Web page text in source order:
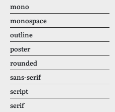
mono
monospace
outline
poster
rounded
sans-serif
script
serif